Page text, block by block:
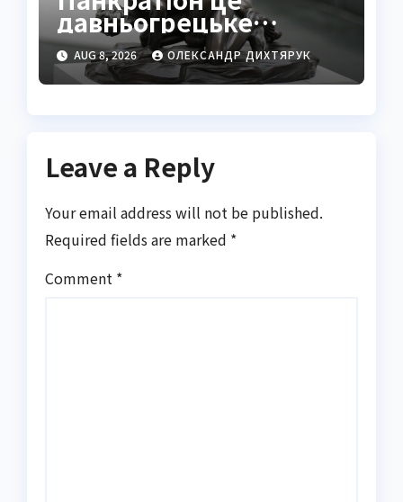
давньогрецьке
єдиноборство
повного контакту
AUG 8, 2026 ОЛЕКСАНДР ДИХТЯРУК
Leave a Reply
Your email address will not be published.
Required fields are marked *
Comment *